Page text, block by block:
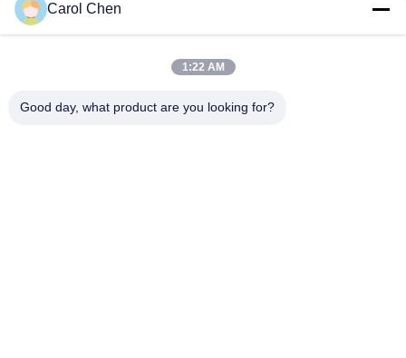
दोहरी सीएस QSFP + ट्रांसीवर DWDM 80KM 100G SMF QSFP28-100G-
ZR4 FTTH के लिए
एलसी 30 केएम 40 जी ईआर 4 क्यूएसएफपी + ट्रांसीवर एलवीटीटीएल फाइबर
Carol Chen
1:22 AM
Good day, what product are you looking for?